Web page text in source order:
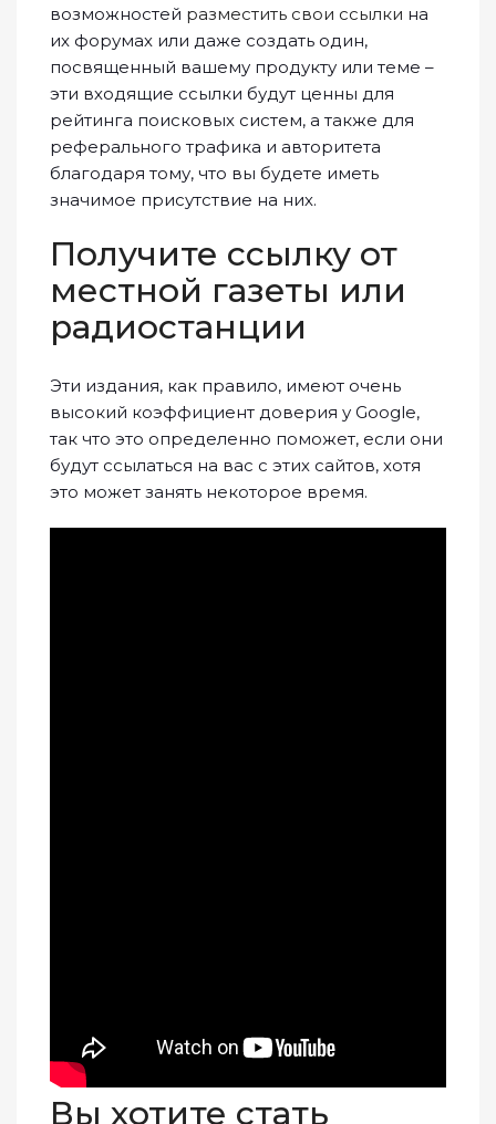
возможностей разместить свои ссылки на
их форумах или даже создать один,
посвященный вашему продукту или теме –
эти входящие ссылки будут ценны для
рейтинга поисковых систем, а также для
реферального трафика и авторитета
благодаря тому, что вы будете иметь
значимое присутствие на них.
Получите ссылку от
местной газеты или
радиостанции
Эти издания, как правило, имеют очень
высокий коэффициент доверия у Google,
так что это определенно поможет, если они
будут ссылаться на вас с этих сайтов, хотя
это может занять некоторое время.
Вы хотите стать